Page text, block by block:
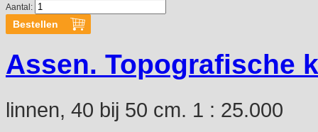
Aantal:
Assen. Topografische
linnen, 40 bij 50 cm. 1 : 25.000